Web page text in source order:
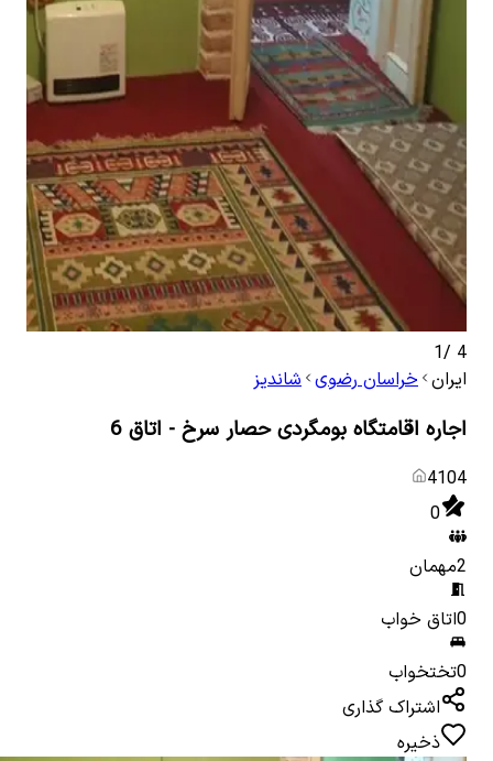
4
/
1
ایران خراسان رضوی شاندیز
اجاره اقامتگاه بومگردی حصار سرخ - اتاق 6
4104
0
2مهمان
0اتاق خواب
0تختخواب
اشتراک گذاری
ذخیره